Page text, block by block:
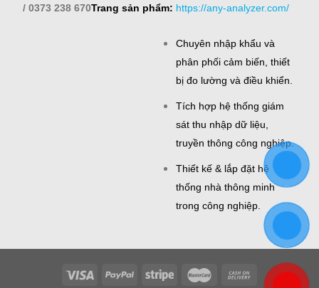
/ 0373 238 670Trang sản phẩm: https://any-analyzer.com/
Chuyên nhập khẩu và
phân phối cảm biến, thiết
bị đo lường và điều khiển.
Tích hợp hệ thống giám
sát thu nhập dữ liệu,
truyền thông công nghiệp.
Thiết kế & lắp đặt hệ
thống nhà thông minh
trong công nghiệp.